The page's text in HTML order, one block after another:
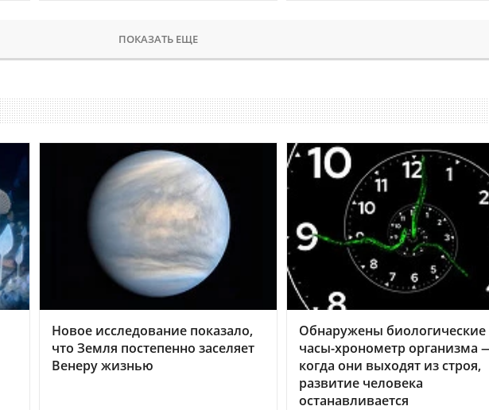
ПОКАЗАТЬ ЕЩЕ
Новое исследование показало,
что Земля постепенно заселяет
Венеру жизнью
Обнаружены биологические
часы-хронометр организма
когда они выходят из строя,
развитие человека
останавливается